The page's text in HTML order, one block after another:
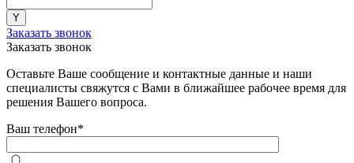
Заказать звонок
Заказать звонок
Оставьте Ваше сообщение и контактные данные и наши
специалисты свяжутся с Вами в ближайшее рабочее время для
решения Вашего вопроса.
Ваш телефон*